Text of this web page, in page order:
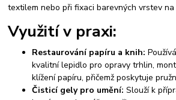
textilem nebo při fixaci barevných vrstev
Využití v praxi:
Restaurování papíru a knih:
kvalitní lepidlo pro opravy trhlin,
klížení papíru, přičemž poskytuje
Čisticí gely pro umění:Slouží k